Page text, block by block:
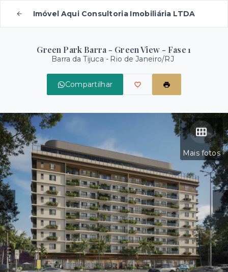
Imóvel Aqui Consultoria Imobiliária LTDA
Green Park Barra - Green View - Fase 1
Barra da Tijuca - Rio de Janeiro/RJ
Compartilhar
Mais fotos